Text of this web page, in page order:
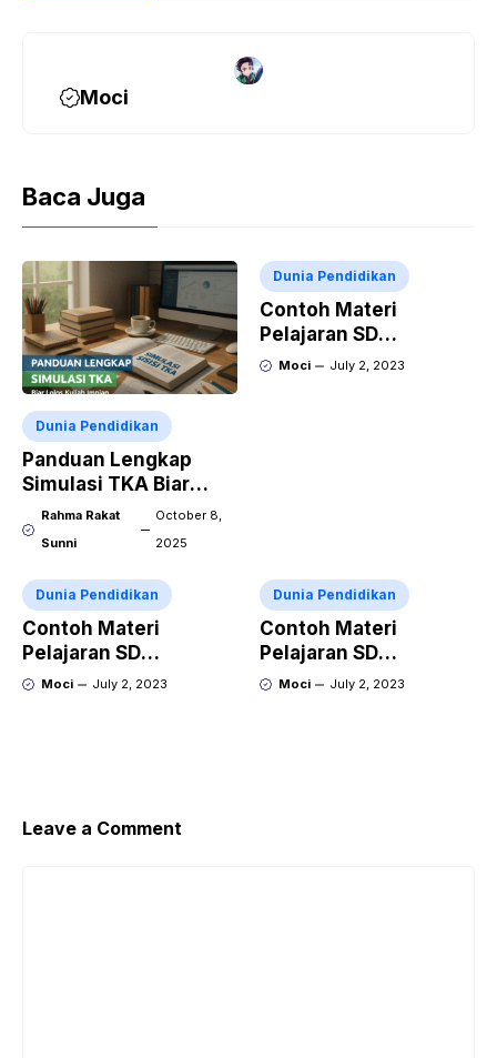
Moci
Baca Juga
Dunia Pendidikan
Panduan Lengkap
Simulasi TKA Biar
Lolos Kuliah Impian
Rahma Rakat
Sunni
October 8,
2025
Dunia Pendidikan
Contoh Materi
Pelajaran SD
Membaca dan Menulis
Moci July 2, 2023
Dunia Pendidikan
Contoh Materi
Pelajaran SD
Penjumlahan dan
Moci July 2, 2023
Dunia Pendidikan
Contoh Materi
Pelajaran SD
Mengenal Angka dan
Moci July 2, 2023
Leave a Comment